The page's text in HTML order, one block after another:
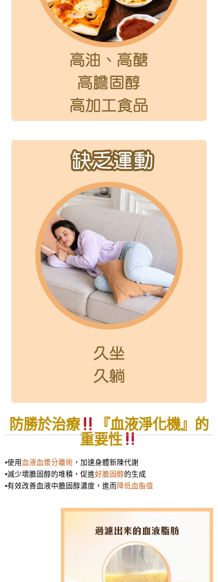
防勝於治療
『血液淨化機』的
重要性
•使用 血液血漿分離術 ，加速身體新陳代謝
•減少壞膽固醇的堆積，促進好膽固醇的生成
•有效改善血液中膽固醇濃度，進而 降低血脂值